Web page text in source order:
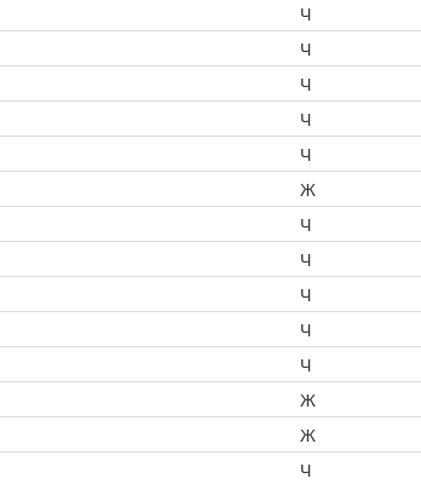
Ч
Ч
Ч
Ч
Ч
Ж
Ч
Ч
Ч
Ч
Ч
Ж
Ж
Ч